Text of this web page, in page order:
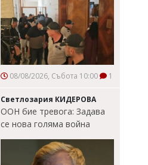
08/08/2026, Събота 10:00 1
Светлозария КИДЕРОВА
ООН бие тревога: Задава
се нова голяма война